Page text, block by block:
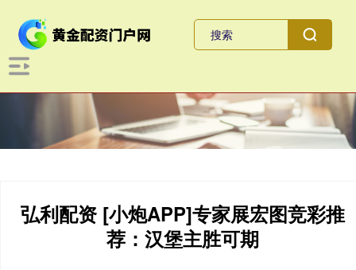
弘利配资 [小炮APP]专家展宏图竞彩推
荐：汉堡主胜可期